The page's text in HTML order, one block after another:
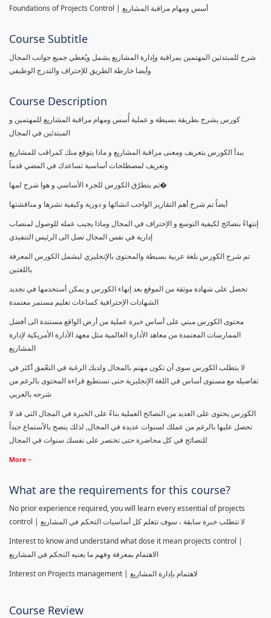
Foundations of Projects Control | أسس ومهام مراقبة المشاريع
Course Subtitle
شرح للمبتدئين المهتمين بمراقبة وإدارة المشاريع يشمل ويُغطي جميع جوانب المجال
وأيضا خارطة الطريق للإحتراف والتدرج الوظيفي
Course Description
كورس يشرح بطريقة بسيطة و عملية أُسس ومهام مراقبة المشاريع للمهتمين و
المبتدئين في المجال
يبدأ الكورس بتعريف ومعنى مراقبة المشاريع و ماذا يتوقع منك كمراقب للمشاريع
وتعريف لمصطلحات أساسية تساعدك في المضي قدماً
ثم يتطرّق الكورس للجزء الأساسي و هوا شرح لمها�
أيضاً تم شرح أهم التقارير الواجب انشائها و دورية وكيفية نشرها و مناقشتها
إنتهاءً بنصائح لكيفية التوسع و الإحتراف في المجال وماذا يجيب عمله للوصول لمنصاب
إدارية في نفس المجال تصل الى الرئيس التنفيذي
تم شرح الكورس بلغة عربية بسيطة والمحتوى بالإنجليزي ليشمل الكورس المعرفة
باللغتين
تحصل على شهادة موثقة من الموقع بعد إنهاء الكورس و يمكن أستخدمها في تجديد
الشهادات الإحترافية كساعات تعليم مستمر معتمدة
محتوى الكورس مبني على أساس خبرة عملية من أرض الواقع مستندة الى أفضل
الممارسات المعتمدة من معاهد الأدارة العالمية مثل معهد الأدارة الأمريكية لإدارة
المشاريع
لا يتطلب الكورس سوى أن تكون مهتم بالمجال ولديك الرغبة في التعّمق أكثر في
تفاصيله مع مستوى أساس في اللغة الإنجليزية حتى تستطيع قراءة المحتوى بالرغم من
شرحه بالعربي
الكورس يحتوى على العديد من النصائح العملية بناءً على الخبرة في المجال التى قد لا
تحصل عليها بالرغم من عملك لسنوات عديدة في المجال, لذلك ينصح بالأستماع جيداً
للنصائح في كل محاضرة حتى تختصر على نفسك سنوات في المجال
More
What are the requirements for this course?
No prior experience required, you will learn every essential of projects
control | لا تتطلب خبرة سابقة ، سوف تتعلم كل أساسيات التحكم في المشاريع
Interest to know and understand what dose it mean projects control |
الاهتمام بمعرفة وفهم ما يعنيه التحكم في المشاريع
Interest on Projects management | لاهتمام بإدارة المشاريع
Course Review